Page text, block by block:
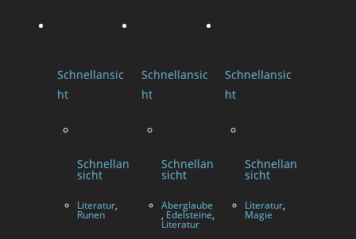
Schnellansic
ht
Schnellan
sicht
Literatur,
Runen
Schnellansic
ht
Schnellan
sicht
Aberglaube
, Edelsteine,
Literatur
Schnellansic
ht
Schnellan
sicht
Literatur,
Magie